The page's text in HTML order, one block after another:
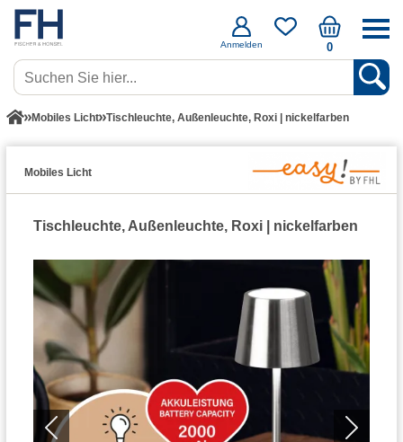
Anmelden 0
Mobiles Licht Tischleuchte, Außenleuchte, Roxi | nickelfarben
Mobiles Licht
Tischleuchte, Außenleuchte, Roxi | nickelfarben